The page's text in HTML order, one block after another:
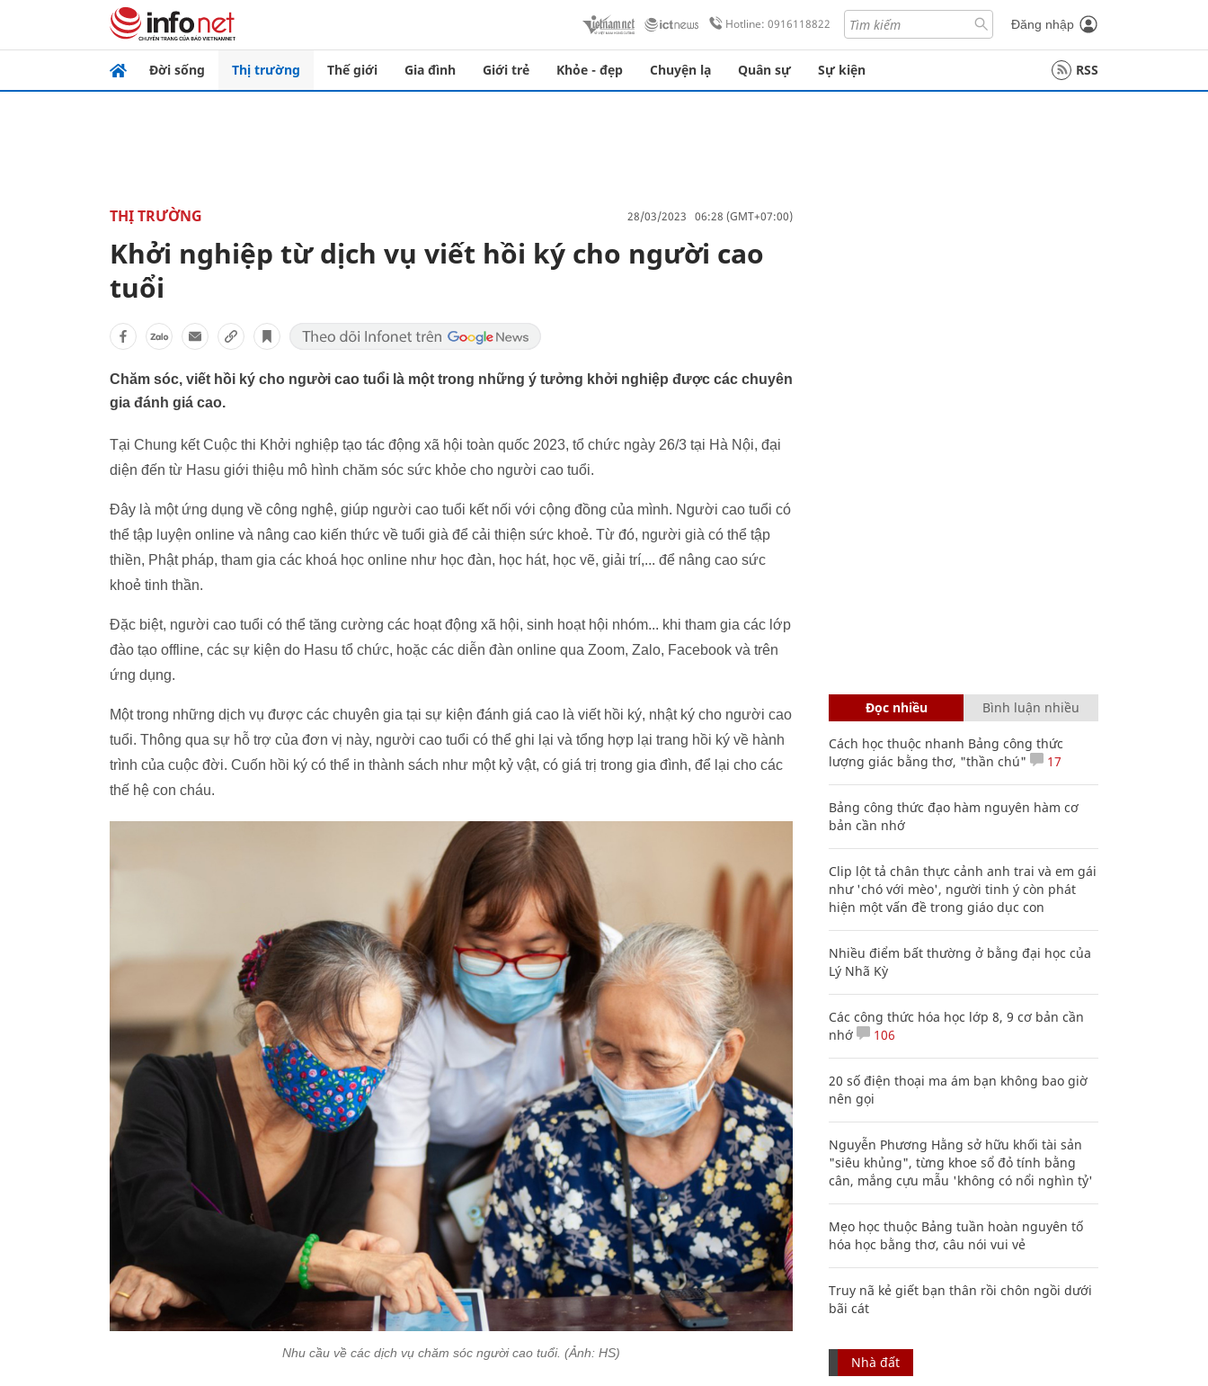
Hotline: 0916118822 Đăng nhập
Đời sống Thị trường Thế giới Gia đình Giới trẻ Khỏe - đẹp Chuyện lạ Quân sự Sự kiện RSS
THỊ TRƯỜNG 28/03/2023 06:28 (GMT+07:00)
Khởi nghiệp từ dịch vụ viết hồi ký cho người cao
tuổi
Chăm sóc, viết hồi ký cho người cao tuổi là một trong những ý tưởng khởi nghiệp được các chuyên
gia đánh giá cao.
Tại Chung kết Cuộc thi Khởi nghiệp tạo tác động xã hội toàn quốc 2023, tổ chức ngày 26/3 tại Hà Nội, đại
diện đến từ Hasu giới thiệu mô hình chăm sóc sức khỏe cho người cao tuổi.
Đây là một ứng dụng về công nghệ, giúp người cao tuổi kết nối với cộng đồng của mình. Người cao tuổi có
thể tập luyện online và nâng cao kiến thức về tuổi già để cải thiện sức khoẻ. Từ đó, người già có thể tập
thiền, Phật pháp, tham gia các khoá học online như học đàn, học hát, học vẽ, giải trí,... để nâng cao sức
khoẻ tinh thần.
Đặc biệt, người cao tuổi có thể tăng cường các hoạt động xã hội, sinh hoạt hội nhóm... khi tham gia các lớp
đào tạo offline, các sự kiện do Hasu tổ chức, hoặc các diễn đàn online qua Zoom, Zalo, Facebook và trên
ứng dụng.
Một trong những dịch vụ được các chuyên gia tại sự kiện đánh giá cao là viết hồi ký, nhật ký cho người cao
tuổi. Thông qua sự hỗ trợ của đơn vị này, người cao tuổi có thể ghi lại và tổng hợp lại trang hồi ký về hành
trình của cuộc đời. Cuốn hồi ký có thể in thành sách như một kỷ vật, có giá trị trong gia đình, để lại cho các
thế hệ con cháu.
Nhu cầu về các dịch vụ chăm sóc người cao tuổi. (Ảnh: HS)
Đọc nhiều Bình luận nhiều
Cách học thuộc nhanh Bảng công thức
lượng giác bằng thơ, "thần chú"
17
Bảng công thức đạo hàm nguyên hàm cơ
bản cần nhớ
Clip lột tả chân thực cảnh anh trai và em gái
như 'chó với mèo', người tinh ý còn phát
hiện một vấn đề trong giáo dục con
Nhiều điểm bất thường ở bằng đại học của
Lý Nhã Kỳ
Các công thức hóa học lớp 8, 9 cơ bản cần
nhớ
106
20 số điện thoại ma ám bạn không bao giờ
nên gọi
Nguyễn Phương Hằng sở hữu khối tài sản
"siêu khủng", từng khoe sổ đỏ tính bằng
cân, mắng cựu mẫu 'không có nổi nghìn tỷ'
Mẹo học thuộc Bảng tuần hoàn nguyên tố
hóa học bằng thơ, câu nói vui vẻ
Truy nã kẻ giết bạn thân rồi chôn ngồi dưới
bãi cát
Nhà đất